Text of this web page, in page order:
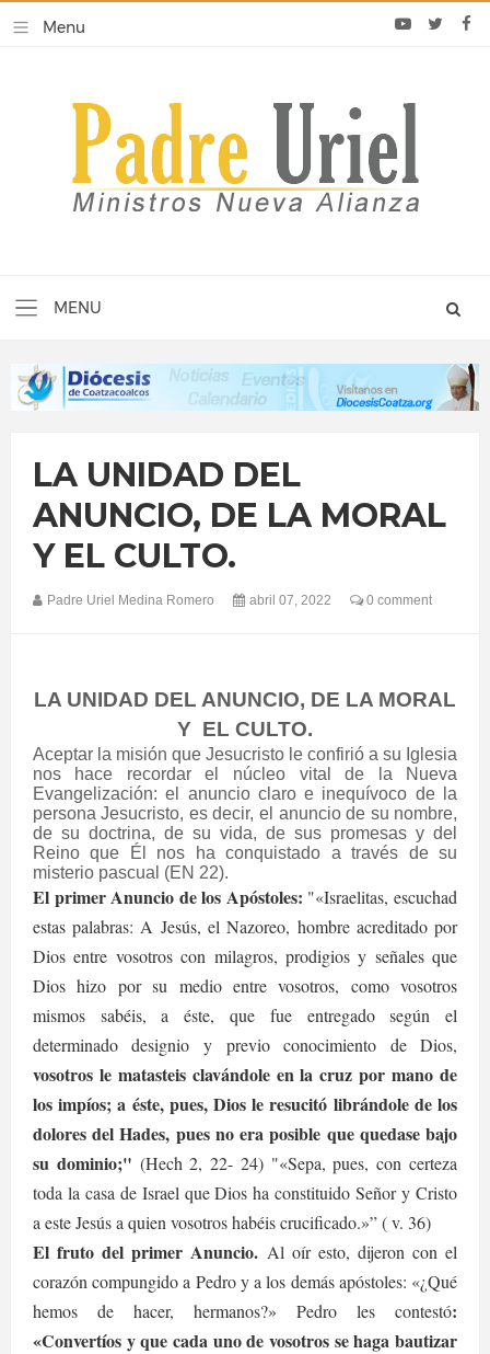
LA UNIDAD DEL
ANUNCIO, DE LA MORAL
Y EL CULTO.
Padre Uriel Medina Romero abril 07, 2022 0 comment
LA UNIDAD DEL ANUNCIO, DE LA MORAL
Y EL CULTO.
Aceptar la misión que Jesucristo le confirió a su Iglesia
nos hace recordar el núcleo vital de la Nueva
Evangelización: el anuncio claro e inequívoco de la
persona Jesucristo, es decir, el anuncio de su nombre,
de su doctrina, de su vida, de sus promesas y del
Reino que Él nos ha conquistado a través de su
misterio pascual (EN 22).
El primer Anuncio de los Apóstoles: "«Israelitas, escuchad
estas palabras: A Jesús, el Nazoreo, hombre acreditado por
Dios entre vosotros con milagros, prodigios y señales que
Dios hizo por su medio entre vosotros, como vosotros
mismos sabéis, a éste, que fue entregado según el
determinado designio y previo conocimiento de Dios,
vosotros le matasteis clavándole en la cruz por mano de
los impíos; a éste, pues, Dios le resucitó librándole de los
dolores del Hades, pues no era posible que quedase bajo
su dominio;" (Hech 2, 22- 24) "«Sepa, pues, con certeza
toda la casa de Israel que Dios ha constituido Señor y Cristo
a este Jesús a quien vosotros habéis crucificado.»” ( v. 36)
El fruto del primer Anuncio. Al oír esto, dijeron con el
corazón compungido a Pedro y a los demás apóstoles: «¿Qué
hemos de hacer, hermanos?» Pedro les contestó:
«Convertíos y que cada uno de vosotros se haga bautizar